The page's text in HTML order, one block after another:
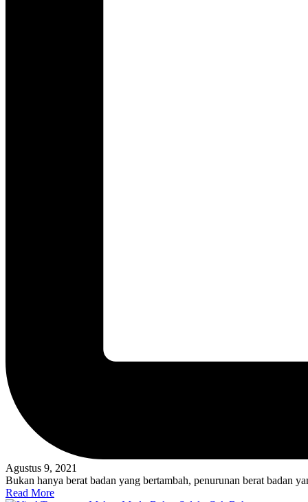
Agustus 9, 2021
Bukan hanya berat badan yang bertambah, penurunan berat badan
Read More